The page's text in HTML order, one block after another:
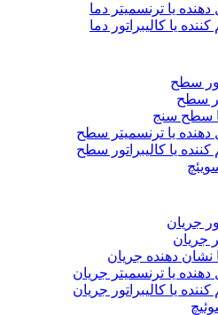
دهنده یا ترنسمیتر دما
یا کالیبراتور دما
سطح
سطح
سطح سنج
دهنده یا ترنسمیتر سطح
کننده یا کالیبراتور سطح
جریان
جریان
نشان دهنده جریان
دهنده یا ترنسمیتر جریان
کننده یا کالیبراتور جریان